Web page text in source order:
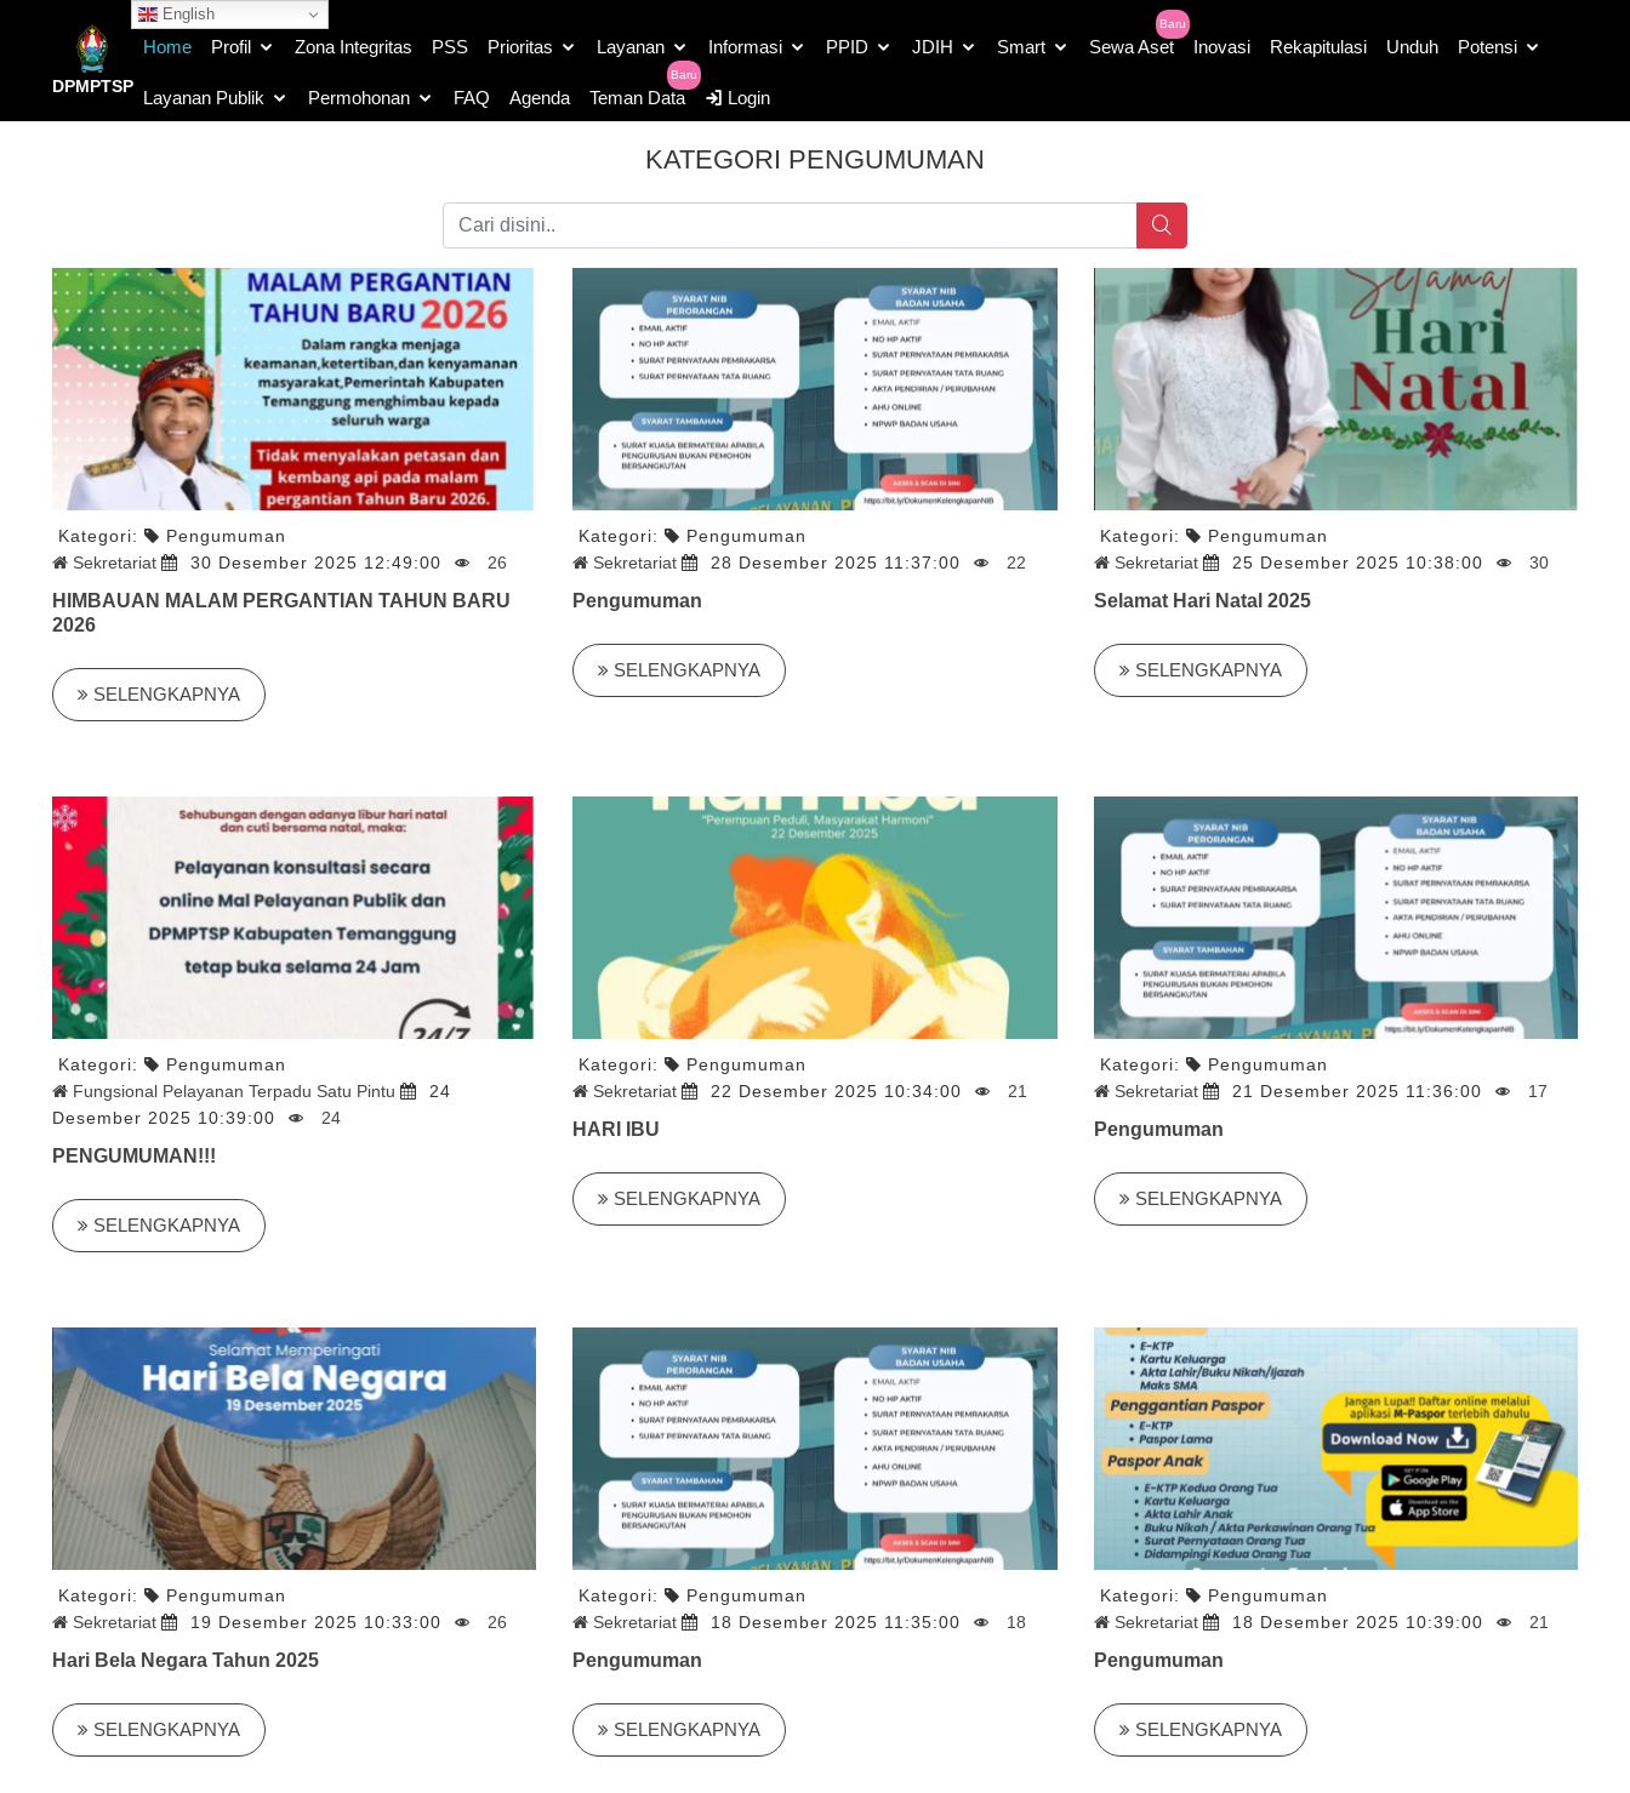
English
DPMPTSP
Home Profil Zona Integritas PSS Prioritas Layanan Informasi PPID JDIH Smart Sewa Aset
Baru
Inovasi Rekapitulasi Unduh Potensi
Layanan Publik Permohonan FAQ Agenda Teman Data
Baru
Login
KATEGORI PENGUMUMAN
Kategori:
Pengumuman
Sekretariat
30 Desember 2025 12:49:00 26
HIMBAUAN MALAM PERGANTIAN TAHUN BARU
2026
SELENGKAPNYA
Kategori:
Pengumuman
Sekretariat
28 Desember 2025 11:37:00 22
Pengumuman
SELENGKAPNYA
Kategori:
Pengumuman
Sekretariat
25 Desember 2025 10:38:00 30
Selamat Hari Natal 2025
SELENGKAPNYA
Kategori:
Pengumuman
Fungsional Pelayanan Terpadu Satu Pintu
24
Desember 2025 10:39:00
24
PENGUMUMAN!!!
SELENGKAPNYA
Kategori:
Pengumuman
Sekretariat
22 Desember 2025 10:34:00 21
HARI IBU
SELENGKAPNYA
Kategori:
Pengumuman
Sekretariat
21 Desember 2025 11:36:00 17
Pengumuman
SELENGKAPNYA
Kategori:
Pengumuman
Sekretariat
19 Desember 2025 10:33:00 26
Hari Bela Negara Tahun 2025
SELENGKAPNYA
Kategori:
Pengumuman
Sekretariat
18 Desember 2025 11:35:00 18
Pengumuman
SELENGKAPNYA
Kategori:
Pengumuman
Sekretariat
18 Desember 2025 10:39:00 21
Pengumuman
SELENGKAPNYA